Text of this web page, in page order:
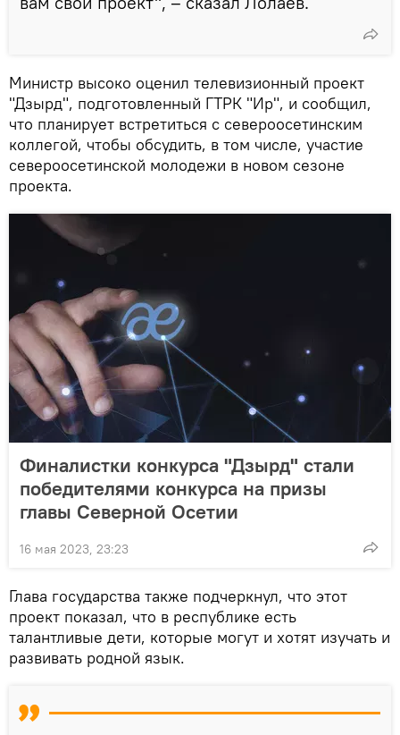
Министр высоко оценил телевизионный проект
"Дзырд", подготовленный ГТРК "Ир", и сообщил,
что планирует встретиться с североосетинским
коллегой, чтобы обсудить, в том числе, участие
североосетинской молодежи в новом сезоне
проекта.
Финалистки конкурса "Дзырд" стали
победителями конкурса на призы
главы Северной Осетии
16 мая 2023, 23:23
Глава государства также подчеркнул, что этот
проект показал, что в республике есть
талантливые дети, которые могут и хотят изучать и
развивать родной язык.